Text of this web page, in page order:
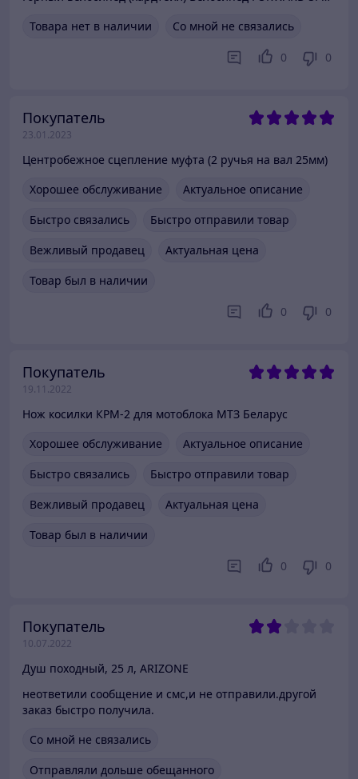
Товара нет в наличии
Со мной не связались
0 0
Покупатель
23.01.2023
Центробежное сцепление муфта (2 ручья на вал 25мм)
Хорошее обслуживание
Актуальное описание
Быстро связались
Быстро отправили товар
Вежливый продавец
Актуальная цена
Товар был в наличии
0 0
Покупатель
19.11.2022
Нож косилки КРМ-2 для мотоблока МТЗ Беларус
Хорошее обслуживание
Актуальное описание
Быстро связались
Быстро отправили товар
Вежливый продавец
Актуальная цена
Товар был в наличии
0 0
Покупатель
10.07.2022
Душ походный, 25 л, ARIZONE
неответили сообщение и смс,и не отправили.другой
заказ быстро получила.
Со мной не связались
Отправляли дольше обещанного